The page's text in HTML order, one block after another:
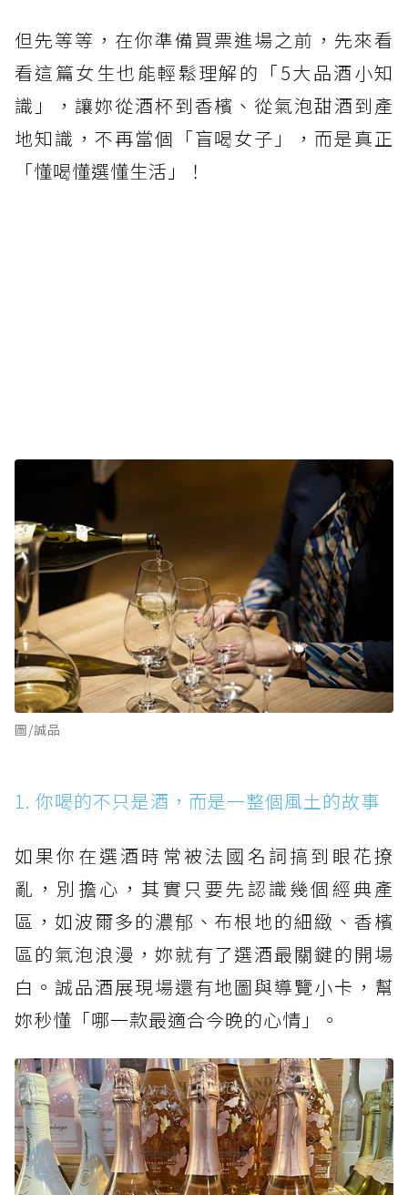
但先等等，在你準備買票進場之前，先來看
看這篇女生也能輕鬆理解的「5大品酒小知
識」，讓妳從酒杯到香檳、從氣泡甜酒到產
地知識，不再當個「盲喝女子」，而是真正
「懂喝懂選懂生活」！
圖/誠品
1. 你喝的不只是酒，而是一整個風土的故事
如果你在選酒時常被法國名詞搞到眼花撩
亂，別擔心，其實只要先認識幾個經典產
區，如波爾多的濃郁、布根地的細緻、香檳
區的氣泡浪漫，妳就有了選酒最關鍵的開場
白。誠品酒展現場還有地圖與導覽小卡，幫
妳秒懂「哪一款最適合今晚的心情」。